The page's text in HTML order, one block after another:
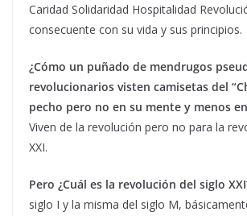
Caridad Solidaridad Hospitalidad
consecuente con su vida y sus principios.
¿Cómo un puñado de mendrugos
revolucionarios visten camisetas del
pecho pero no en su mente y menos
Viven de la revolución pero no para la
XXI.
Pero ¿Cuál es la revolución del siglo
siglo I y la misma del siglo M,